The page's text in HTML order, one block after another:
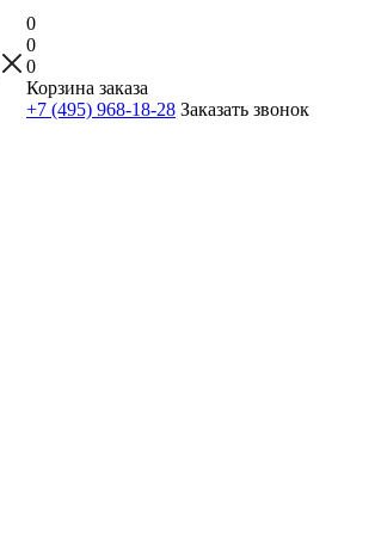
0
0
0
Корзина заказа
+7 (495) 968-18-28 Заказать звонок